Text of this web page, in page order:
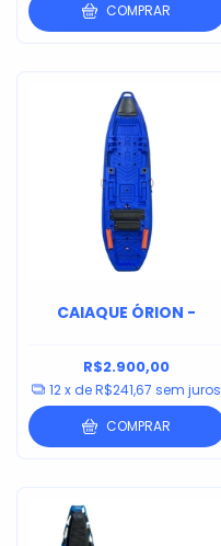
COMPRAR
CAIAQUE ÓRION -
R$2.900,00
12x deR$241,67 sem juros
COMPRAR